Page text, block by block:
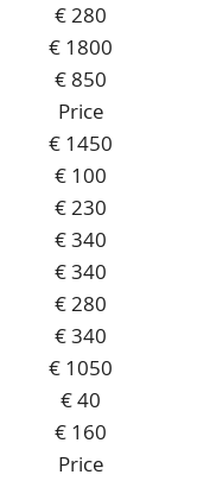
€ 280
€ 1800
€ 850
Price
€ 1450
€ 100
€ 230
€ 340
€ 340
€ 280
€ 340
€ 1050
€ 40
€ 160
Price